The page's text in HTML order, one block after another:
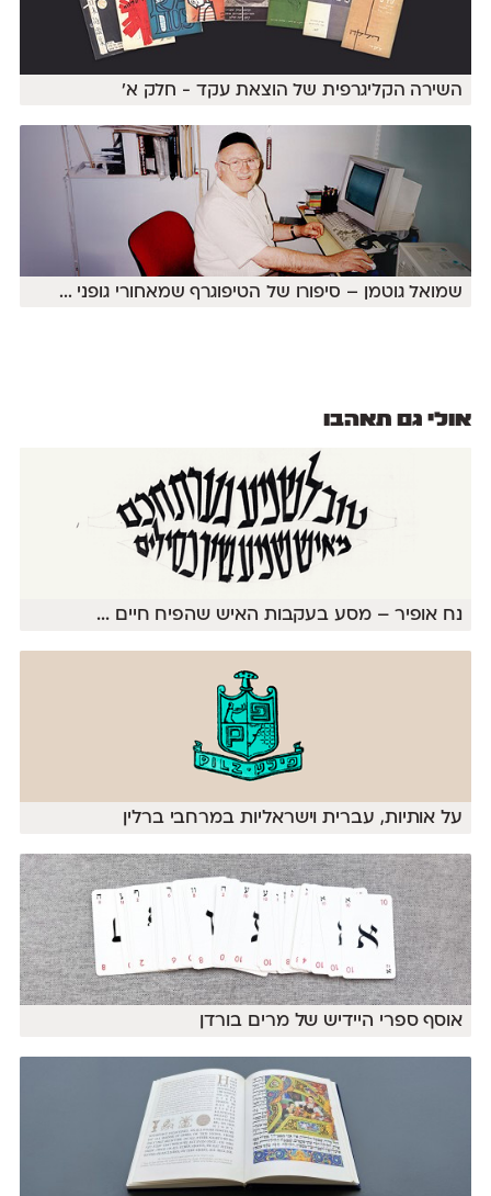
השירה הקליגרפית של הוצאת עקד - חלק א'
שמואל גוטמן – סיפורו של הטיפוגרף שמאחורי גופני ...
אולי גם תאהבו
נח אופיר – מסע בעקבות האיש שהפיח חיים ...
על אותיות, עברית וישראליות במרחבי ברלין
אוסף ספרי היידיש של מרים בורדן